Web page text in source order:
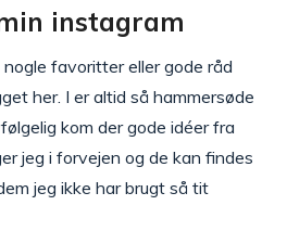
instagram
nogle favoritter eller gode råd
her. I er altid så hammersøde
kom der gode idéer fra
jeg i forvejen og de kan findes
jeg ikke har brugt så tit